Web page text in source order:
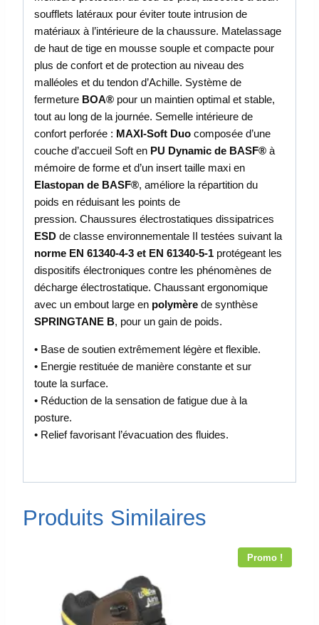
soufflets latéraux pour éviter toute intrusion de
matériaux à l’intérieure de la chaussure. Matelassage
de haut de tige en mousse souple et compacte pour
plus de confort et de protection au niveau des
malléoles et du tendon d’Achille. Système de
fermeture BOA® pour un maintien optimal et stable,
tout au long de la journée. Semelle intérieure de
confort perforée : MAXI-Soft Duo composée d’une
couche d’accueil Soft en PU Dynamic de BASF® à
mémoire de forme et d’un insert taille maxi en
Elastopan de BASF®, améliore la répartition du
poids en réduisant les points de
pression. Chaussures électrostatiques dissipatrices
ESD de classe environnementale II testées suivant la
norme EN 61340-4-3 et EN 61340-5-1 protégeant les
dispositifs électroniques contre les phénomènes de
décharge électrostatique. Chaussant ergonomique
avec un embout large en polymère de synthèse
SPRINGTANE B, pour un gain de poids.
• Base de soutien extrêmement légère et flexible.
• Energie restituée de manière constante et sur
toute la surface.
• Réduction de la sensation de fatigue due à la
posture.
• Relief favorisant l’évacuation des fluides.
Produits Similaires
Promo !